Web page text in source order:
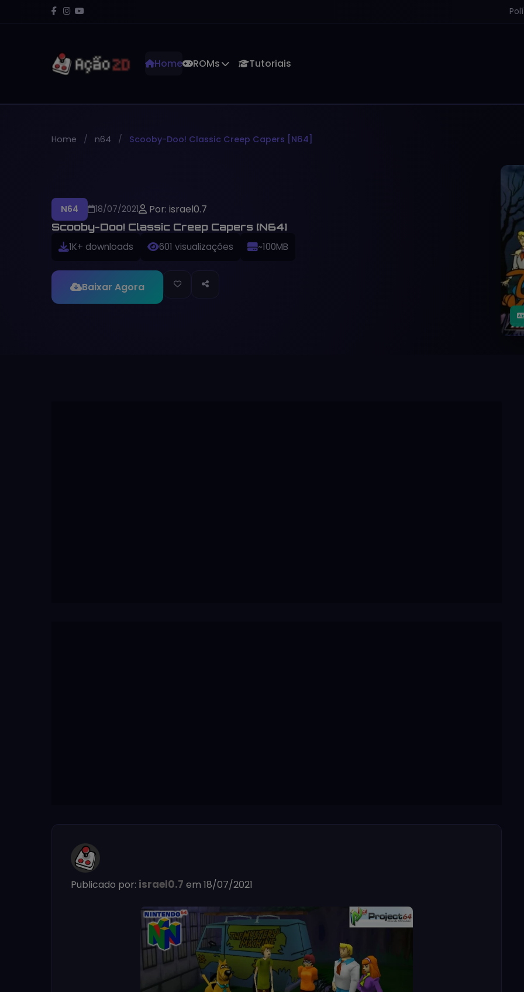
Home ROMs Tutoriais
Home n64 Scooby-Doo! Classic Creep Capers [N64]
N64 18/07/2021 Por: israel0.7
Scooby-Doo! Classic Creep Capers [N64]
1K+ downloads 601 visualizações ~100MB
Baixar Agora
Publicado por: israel0.7 em 18/07/2021